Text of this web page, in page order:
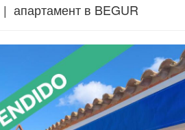
апартамент в BEGUR